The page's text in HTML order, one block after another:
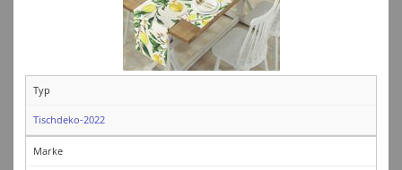
Typ
Tischdeko-2022
Marke